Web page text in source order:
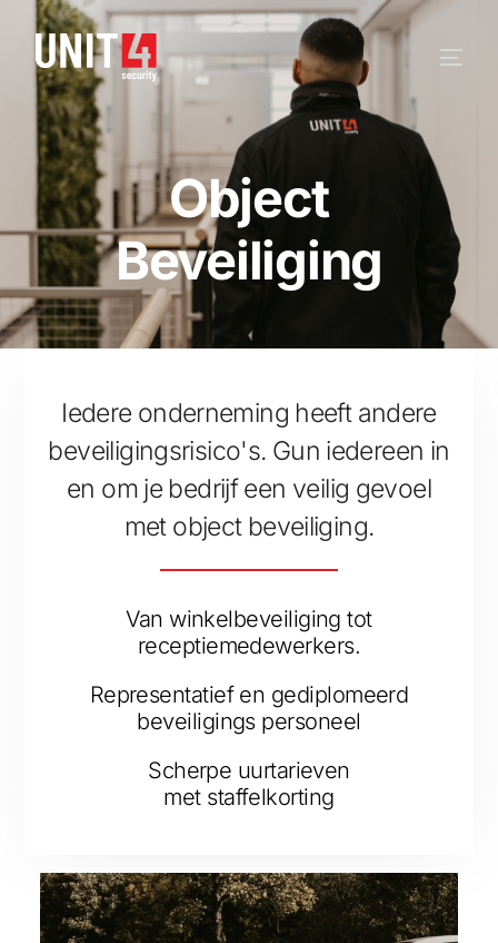
Object
Beveiliging
Iedere onderneming heeft andere
beveiligingsrisico's. Gun iedereen in
en om je bedrijf een veilig gevoel
met object beveiliging.
Van winkelbeveiliging tot
receptiemedewerkers.
Representatief en gediplomeerd
beveiligings personeel
Scherpe uurtarieven
met staffelkorting